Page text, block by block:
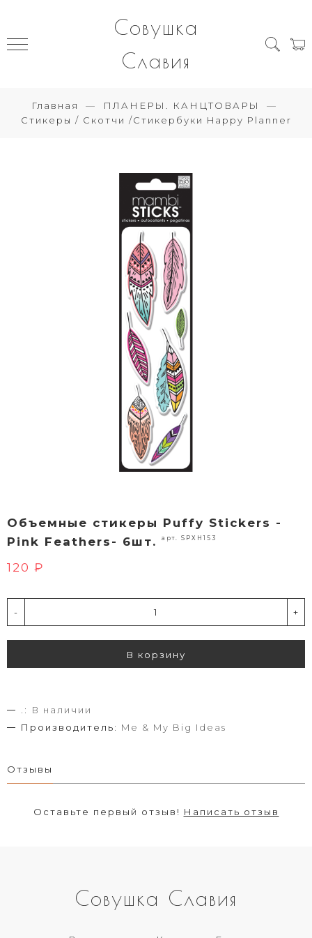
Совушка
Славия
Главная
ПЛАНЕРЫ. КАНЦТОВАРЫ
Стикеры / Скотчи /Стикербуки Happy Planner
Объемные стикеры Puffy Stickers -
Pink Feathers- 6шт.
арт. SPXH153
120 ₽
- +
В корзину
.:
В наличии
Производитель: Me & My Big Ideas
Отзывы
Оставьте первый отзыв! Написать отзыв
Совушка Славия